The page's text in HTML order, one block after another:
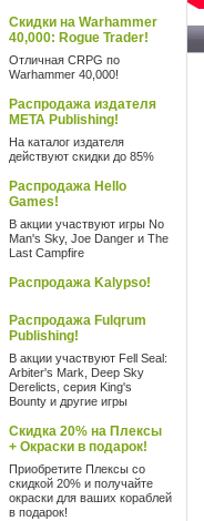
Скидки на Warhammer
40,000: Rogue Trader!
Отличная CRPG по
Warhammer 40,000!
Распродажа издателя
META Publishing!
На каталог издателя
действуют скидки до 85%
Распродажа Hello
Games!
В акции участвуют игры No
Man's Sky, Joe Danger и The
Last Campfire
Распродажа Kalypso!
Распродажа Fulqrum
Publishing!
В акции участвуют Fell Seal:
Arbiter's Mark, Deep Sky
Derelicts, серия King's
Bounty и другие игры
Скидка 20% на Плексы
+ Окраски в подарок!
Приобретите Плексы со
скидкой 20% и получайте
окраски для ваших кораблей
в подарок!